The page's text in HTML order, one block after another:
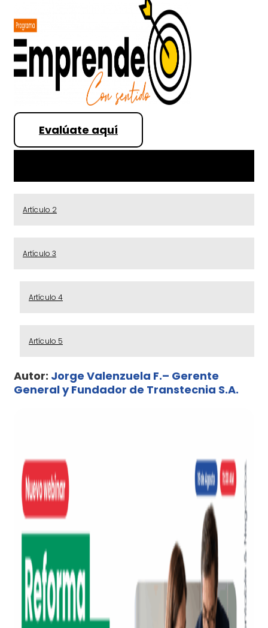
Evalúate aquí
Artículo 2
Artículo 3
Artículo 4
Artículo 5
Autor: Jorge Valenzuela F.– Gerente
General y Fundador de Transtecnia S.A.